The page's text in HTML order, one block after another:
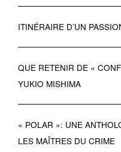
ITINÉRAIRE D’UN
QUE RETENIR DE «
YUKIO MISHIMA
« POLAR »: UNE
LES MAÎTRES DU CRIME